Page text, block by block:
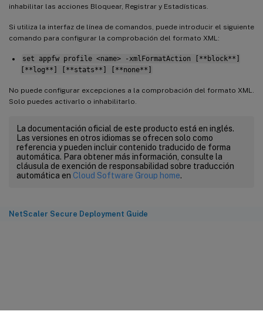
inhabilitar las acciones Bloquear, Registrar y Estadísticas.
Si utiliza la interfaz de línea de comandos, puede introducir el siguiente
comando para configurar la comprobación del formato XML:
set appfw profile <name> -xmlFormatAction [**block**]
[**log**] [**stats**] [**none**]
No puede configurar excepciones a la comprobación del formato XML.
Solo puedes activarlo o inhabilitarlo.
La documentación oficial de este producto está en inglés.
Las versiones en otros idiomas se ofrecen solo como
referencia y pueden incluir contenido traducido de forma
automática. Para obtener más información, consulte la
cláusula de exención de responsabilidad sobre traducción
automática en Cloud Software Group home.
NetScaler Secure Deployment Guide